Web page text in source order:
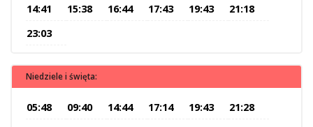
14:41
15:38 16:44 17:43 19:43
21:18
23:03
Niedziele i święta:
05:48 09:40 14:44 17:14 19:43
21:28